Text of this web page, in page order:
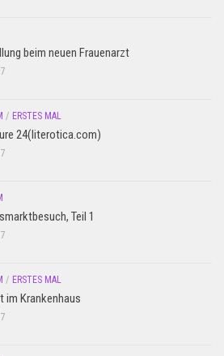
beim neuen Frauenarzt
/ ERSTES MAL
24(literotica.com)
Teil 1
/ ERSTES MAL
im Krankenhaus